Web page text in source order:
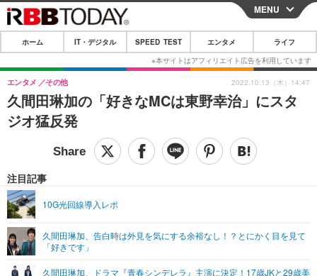
CLOSE
ホーム
IT・デジタル
IT・デジタルTOP スマートフォン
ショッピング その他
SPEED TEST
エンタメTOP 映画・ドラマ
グラビア
ライフTOP
その他
リリース一覧
プッシュ通知の停止方法
MENU
ホーム IT・デジタル SPEED TEST エンタメ ライフ
久間田琳加の「好きなMCは東野幸治」にスタ
ジオ猛反発
エンタメ その他
注目記事
10G光回線導入レポ
久間田琳加、告白時は外見を気にする余裕なし！？とにかく目を見て
「好きです」
久間田琳加、ドラマ『青春シンデレラ』主演に決定！17歳JKと29歳美
2022.10.13（木）14:47